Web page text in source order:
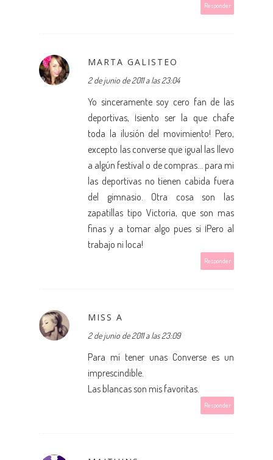
Responder
MARTA GALISTEO
2 de junio de 2011 a las 23:04
Yo sinceramente soy cero fan de las
deportivas, ¡siento ser la que chafe
toda la ilusión del movimiento! Pero,
excepto las converse que igual las llevo
a algún festival o de compras... para mi
las deportivas no tienen cabida fuera
del gimnasio. Otra cosa son las
zapatillas tipo Victoria, que son mas
finas y a tomar algo pues si ¡Pero al
trabajo ni loca!
Responder
MISS A
2 de junio de 2011 a las 23:09
Para mí tener unas Converse es un
imprescindible.
Las blancas son mis favoritas.
Responder